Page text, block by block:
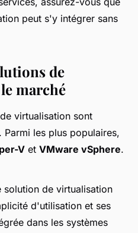
peut s'y intégrer sans
de
marché
virtualisation sont
les plus populaires,
V et VMware vSphere.
solution de virtualisation
d'utilisation et ses
dans les systèmes